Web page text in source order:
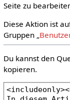
Seite zu
Diese Aktion ist
Gruppen „Benutzer
Du kannst den
kopieren.